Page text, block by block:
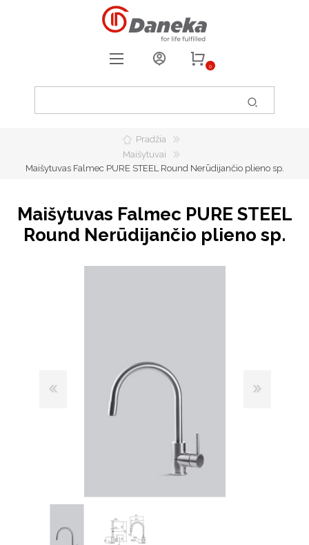
0
0
Pradžia
Maišytuvai
Maišytuvas Falmec PURE STEEL Round Nerūdijančio plieno sp.
Maišytuvas Falmec PURE STEEL
Round Nerūdijančio plieno sp.